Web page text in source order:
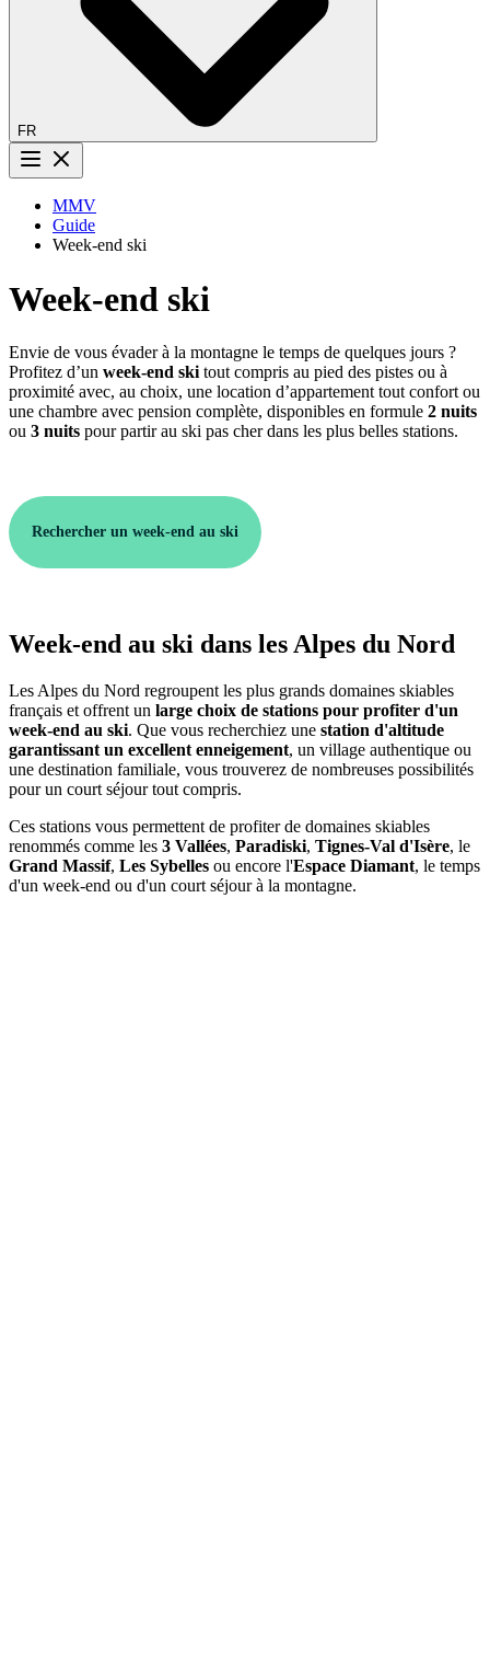
FR
Bouton menu
MMV
Guide
Week-end ski
Week-end ski
Envie de vous évader à la montagne le temps de quelques jours ?
Profitez d’un week-end ski tout compris au pied des pistes ou à
proximité avec, au choix, une location d’appartement tout confort ou
une chambre avec pension complète, disponibles en formule 2 nuits
ou 3 nuits pour partir au ski pas cher dans les plus belles stations.
Rechercher un week-end au ski
Week-end au ski dans les Alpes du Nord
Les Alpes du Nord regroupent les plus grands domaines skiables
français et offrent un large choix de stations pour profiter d'un
week-end au ski. Que vous recherchiez une station d'altitude
garantissant un excellent enneigement, un village authentique ou
une destination familiale, vous trouverez de nombreuses possibilités
pour un court séjour tout compris.
Ces stations vous permettent de profiter de domaines skiables
renommés comme les 3 Vallées, Paradiski, Tignes-Val d'Isère, le
Grand Massif, Les Sybelles ou encore l'Espace Diamant, le temps
d'un week-end ou d'un court séjour à la montagne.